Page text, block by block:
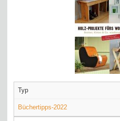
Typ
Büchertipps-2022